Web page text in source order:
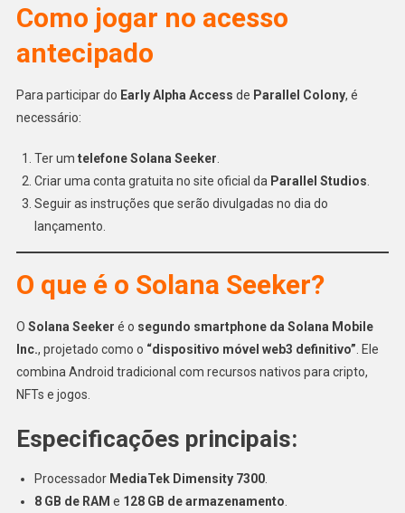
Como jogar no acesso
antecipado
Para participar do Early Alpha Access de Parallel Colony, é
necessário:
Ter um telefone Solana Seeker
Criar uma conta gratuita no site oficial da Parallel Studios
Seguir as instruções que serão divulgadas no dia do
lançamento.
O que é o Solana Seeker?
O Solana Seeker é o segundo smartphone da Solana Mobile
Inc., projetado como o “dispositivo móvel web3 definitivo” . Ele
combina Android tradicional com recursos nativos para cripto,
NFTs e jogos.
Especificações principais:
Processador MediaTek Dimensity 7300.
8 GB de RAM e 128 GB de armazenamento